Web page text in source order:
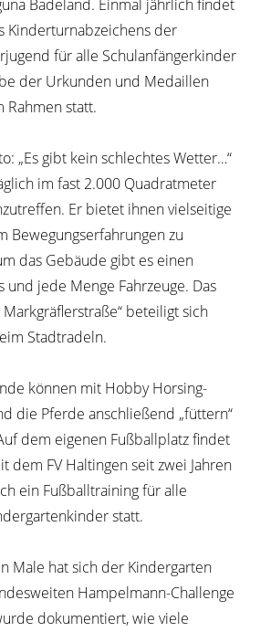
Badeland. Einmal jährlich findet
Kinderturnabzeichens der
für alle Schulanfängerkinder
der Urkunden und Medaillen
statt.
„Es gibt kein schlechtes Wetter…“
im fast 2.000 Quadratmeter
Er bietet ihnen vielseitige
Bewegungserfahrungen zu
das Gebäude gibt es einen
und jede Menge Fahrzeuge. Das
Markgräflerstraße“ beteiligt sich
Stadtradeln.
können mit Hobby Horsing-
die Pferde anschließend „füttern“
dem eigenen Fußballplatz findet
dem FV Haltingen seit zwei Jahren
ein Fußballtraining für alle
statt.
Male hat sich der Kindergarten
Hampelmann-Challenge
dokumentiert, wie viele